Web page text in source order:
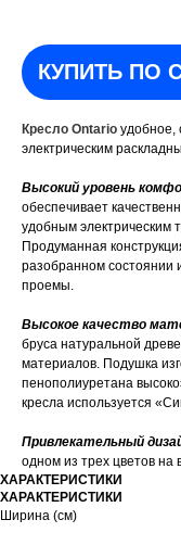
КУПИТЬ ПО
Кресло Ontario удобное,
электрическим
Высокий уровень
обеспечивает
удобным
Продуманная
разобранном состоянии
проемы.
Высокое качество
бруса натуральной
материалов. Подушка
пенополиуретана
кресла используется
Привлекательный
одном из трех цветов на
ХАРАКТЕРИСТИКИ
ХАРАКТЕРИСТИКИ
Ширина (см)